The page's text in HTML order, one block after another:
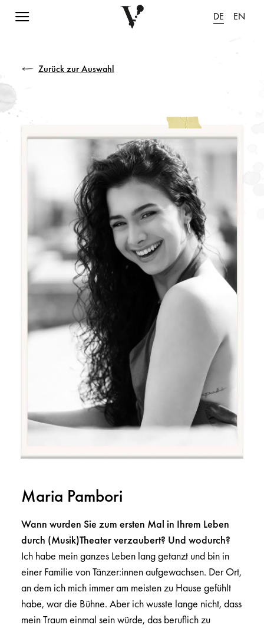
Navigation einblenden DE EN
Zurück zur Auswahl
Maria Pambori
Wann wurden Sie zum ersten Mal in Ihrem Leben
durch (Musik)Theater verzaubert? Und wodurch?
Ich habe mein ganzes Leben lang getanzt und bin in
einer Familie von Tänzer:innen aufgewachsen. Der Ort,
an dem ich mich immer am meisten zu Hause gefühlt
habe, war die Bühne. Aber ich wusste lange nicht, dass
mein Traum einmal sein würde, das beruflich zu